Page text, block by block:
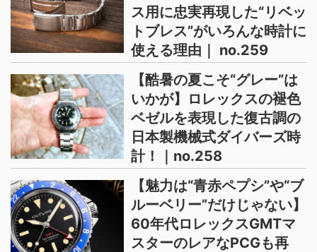
ス用に忠実再現した“リベッ
トブレス”がいろんな時計に
使える理由｜ no.259
【酷暑の夏こそ“グレー”は
いかが】ロレックスの褪色
ベゼルを表現した復古調の
日本製機械式ダイバーズ時
計！｜no.258
【魅力は“青赤ペプシ”や“ブ
ルーベリー”だけじゃない】
60年代ロレックスGMTマ
スターのレアなPCGも再